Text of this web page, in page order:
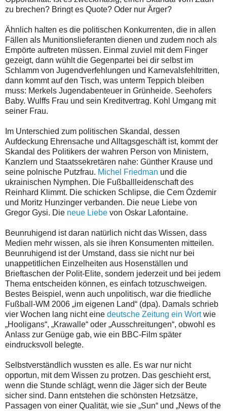
zu brechen? Bringt es Quote? Oder nur Ärger?
Ähnlich halten es die politischen Konkurrenten, die in allen
Fällen als Munitionslieferanten dienen und zudem noch als
Empörte auftreten müssen. Einmal zuviel mit dem Finger
gezeigt, dann wühlt die Gegenpartei bei dir selbst im
Schlamm von Jugendverfehlungen und Karnevalsfehltritten,
dann kommt auf den Tisch, was unterm Teppich bleiben
muss: Merkels Jugendabenteuer in Grünheide. Seehofers
Baby. Wulffs Frau und sein Kreditvertrag. Kohl Umgang mit
seiner Frau.
Im Unterschied zum politischen Skandal, dessen
Aufdeckung Ehrensache und Alltagsgeschäft ist, kommt der
Skandal des Politikers der wahren Person von Ministern,
Kanzlern und Staatssekretären nahe: Günther Krause und
seine polnische Putzfrau. Michel Friedman und die
ukrainischen Nymphen. Die Fußballleidenschaft des
Reinhard Klimmt. Die schicken Schlipse, die Cem Özdemir
und Moritz Hunzinger verbanden. Die neue Liebe von
Gregor Gysi. Die neue Liebe von Oskar Lafontaine.
Beunruhigend ist daran natürlich nicht das Wissen, dass
Medien mehr wissen, als sie ihren Konsumenten mitteilen.
Beunruhigend ist der Umstand, dass sie nicht nur bei
unappetitlichen Einzelheiten aus Hosenställen und
Brieftaschen der Polit-Elite, sondern jederzeit und bei jedem
Thema entscheiden können, es einfach totzuschweigen.
Bestes Beispiel, wenn auch unpolitisch, war die friedliche
Fußball-WM 2006 „im eigenen Land“ (dpa). Damals schrieb
vier Wochen lang nicht eine deutsche Zeitung ein Wortwie
„Hooligans“, „Krawalle“ oder „Ausschreitungen“, obwohl es
Anlass zur Genüge gab, wie ein BBC-Film später
eindrucksvoll belegte.
Selbstverständlich wussten es alle. Es war nur nicht
opportun, mit dem Wissen zu protzen. Das geschieht erst,
wenn die Stunde schlägt, wenn die Jäger sich der Beute
sicher sind. Dann entstehen die schönsten Hetzsätze,
Passagen von einer Qualität, wie sie „Sun“ und „News of the